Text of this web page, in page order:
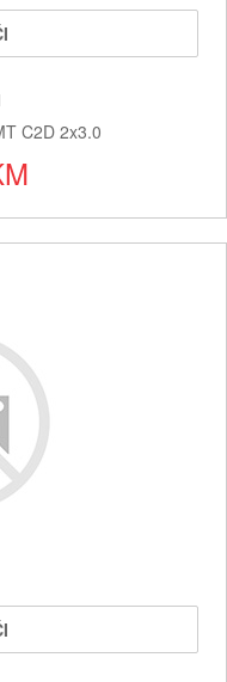
C2D 2x3.0